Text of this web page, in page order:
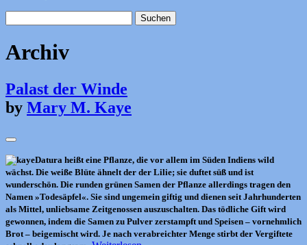
nach:
Archiv
Palast der Winde
by Mary M. Kaye
Datura heißt eine Pflanze, die vor allem im Süden Indiens wild
wächst. Die weiße Blüte ähnelt der der Lilie; sie duftet süß und ist
wunderschön. Die runden grünen Samen der Pflanze allerdings tragen den
Namen »Todesäpfel«. Sie sind ungemein giftig und dienen seit Jahrhunderten
als Mittel, unliebsame Zeitgenossen auszuschalten. Das tödliche Gift wird
gewonnen, indem die Samen zu Pulver zerstampft und Speisen – vornehmlich
Brot – beigemischt wird. Je nach verabreichter Menge stirbt der Vergiftete